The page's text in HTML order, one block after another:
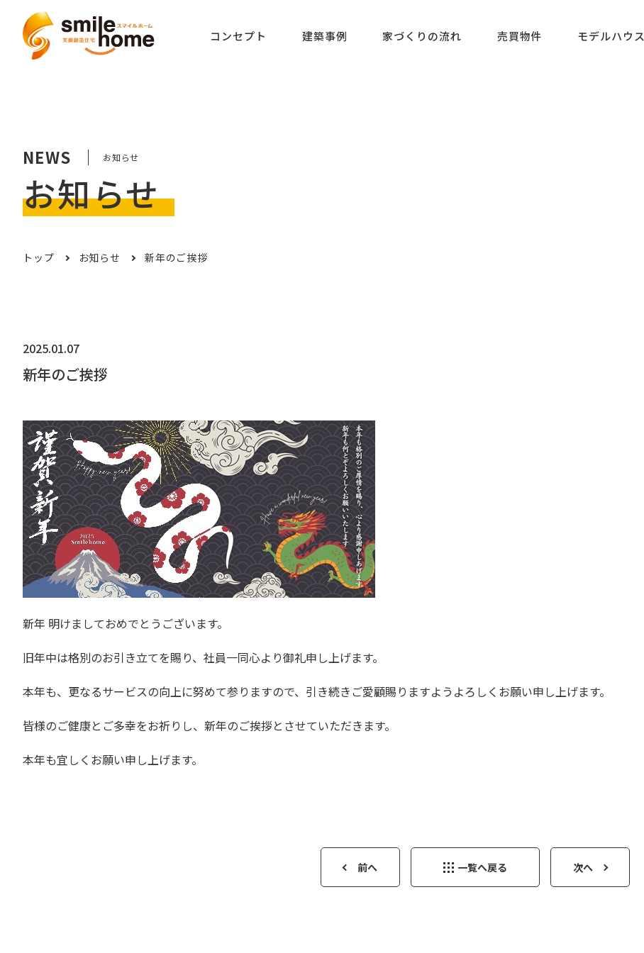
コンセプト 建築事例 家づくりの流れ 売買物件 モデルハウス
NEWS お知らせ
お知らせ
トップ お知らせ 新年のご挨拶
2025.01.07
新年のご挨拶
新年 明けましておめでとうございます。
旧年中は格別のお引き立てを賜り、社員一同心より御礼申し上げます。
本年も、更なるサービスの向上に努めて参りますので、 引き続きご愛顧賜りますようよろしくお願い申し上げます。
皆様のご健康とご多幸をお祈りし、新年のご挨拶とさせていただきます。
本年も宜しくお願い申し上げます。
前へ 一覧へ戻る 次へ